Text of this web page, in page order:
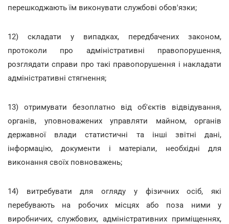
перешкоджають їм виконувати службові обов'язки;
12) складати у випадках, передбачених законом,
протоколи про адміністративні правопорушення,
розглядати справи про такі правопорушення і накладати
адміністративні стягнення;
13) отримувати безоплатно від об'єктів відвідування,
органів, уповноважених управляти майном, органів
державної влади статистичні та інші звітні дані,
інформацію, документи і матеріали, необхідні для
виконання своїх повноважень;
14) витребувати для огляду у фізичних осіб, які
перебувають на робочих місцях або поза ними у
виробничих, службових, адміністративних приміщеннях,